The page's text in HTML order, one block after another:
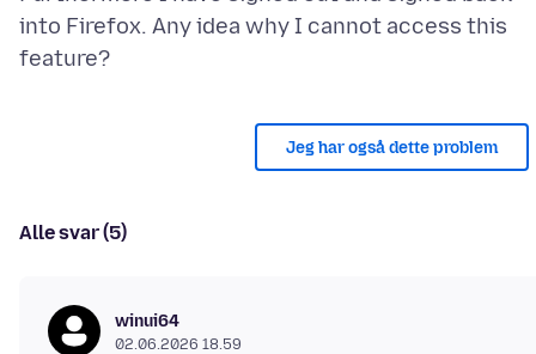
into Firefox. Any idea why I cannot access this
Jeg har også dette problem
Alle svar (5)
winui64
02.06.2026 18.59